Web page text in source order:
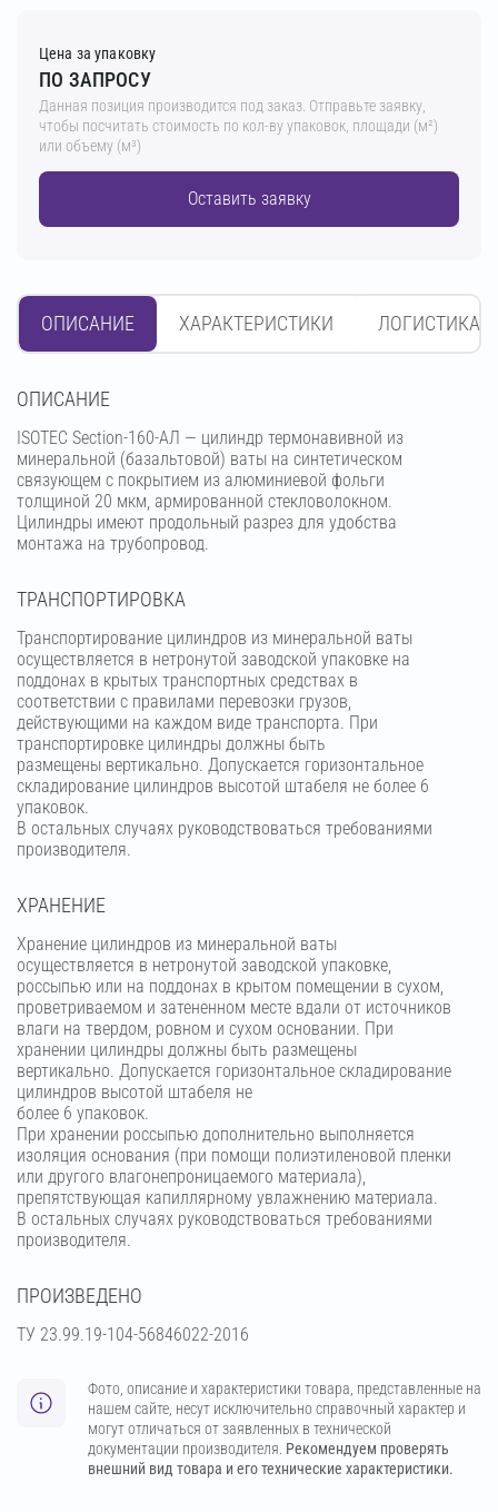
Цена за упаковку
ПО ЗАПРОСУ
Данная позиция производится под заказ. Отправьте заявку,
чтобы посчитать стоимость по кол-ву упаковок, площади (м²)
или объему (м³)
Оставить заявку
ОПИСАНИЕ ХАРАКТЕРИСТИКИ ЛОГИСТИКА
OПИСАНИЕ
ISOTEC Section-160-АЛ — цилиндр термонавивной из
минеральной (базальтовой) ваты на синтетическом
связующем с покрытием из алюминиевой фольги
толщиной 20 мкм, армированной стекловолокном.
Цилиндры имеют продольный разрез для удобства
монтажа на трубопровод.
ТРАНСПОРТИРОВКА
Транспортирование цилиндров из минеральной ваты
осуществляется в нетронутой заводской упаковке на
поддонах в крытых транспортных средствах в
соответствии с правилами перевозки грузов,
действующими на каждом виде транспорта. При
транспортировке цилиндры должны быть
размещены вертикально. Допускается горизонтальное
складирование цилиндров высотой штабеля не более 6
упаковок.
В остальных случаях руководствоваться требованиями
производителя.
ХРАНЕНИЕ
Хранение цилиндров из минеральной ваты
осуществляется в нетронутой заводской упаковке,
россыпью или на поддонах в крытом помещении в сухом,
проветриваемом и затененном месте вдали от источников
влаги на твердом, ровном и сухом основании. При
хранении цилиндры должны быть размещены
вертикально. Допускается горизонтальное складирование
цилиндров высотой штабеля не
более 6 упаковок.
При хранении россыпью дополнительно выполняется
изоляция основания (при помощи полиэтиленовой пленки
или другого влагонепроницаемого материала),
препятствующая капиллярному увлажнению материала.
В остальных случаях руководствоваться требованиями
производителя.
ПРОИЗВЕДЕНО
ТУ 23.99.19-104-56846022-2016
Фото, описание и характеристики товара, представленные на
нашем сайте, несут исключительно справочный характер и
могут отличаться от заявленных в технической
документации производителя. Рекомендуем проверять
внешний вид товара и его технические характеристики.